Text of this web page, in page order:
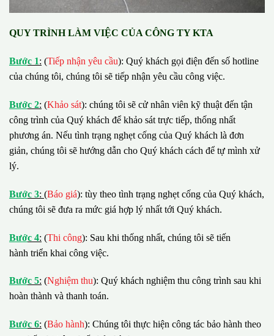
QUY TRÌNH LÀM VIỆC CỦA CÔNG TY KTA
Bước 1: (Tiếp nhận yêu cầu): Quý khách gọi điện đến số hotline
của chúng tôi, chúng tôi sẽ tiếp nhận yêu cầu công việc.
Bước 2: (Khảo sát): chúng tôi sẽ cử nhân viên kỹ thuật đến tận
công trình của Quý khách để khảo sát trực tiếp, thống nhất
phương án. Nếu tình trạng nghẹt cống của Quý khách là đơn
giản, chúng tôi sẽ hướng dẫn cho Quý khách cách để tự mình xử
lý.
Bước 3: (Báo giá): tùy theo tình trạng nghẹt cống của Quý khách,
chúng tôi sẽ đưa ra mức giá hợp lý nhất tới Quý khách.
Bước 4: (Thi công): Sau khi thống nhất, chúng tôi sẽ tiến
hành triển khai công việc.
Bước 5: (Nghiệm thu): Quý khách nghiệm thu công trình sau khi
hoàn thành và thanh toán.
Bước 6: (Bảo hành): Chúng tôi thực hiện công tác bảo hành theo